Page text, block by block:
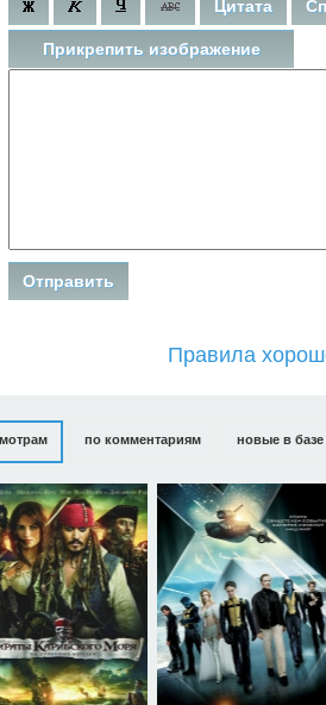
Цитата
Прикрепить изображение
Правила
по комментариям новые в базе